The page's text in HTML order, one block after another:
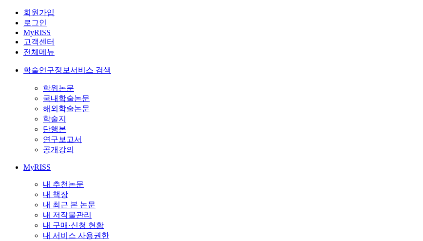
회원가입
로그인
MyRISS
고객센터
전체메뉴
학술연구정보서비스 검색
학위논문
국내학술논문
해외학술논문
학술지
단행본
연구보고서
공개강의
MyRISS
내 추천논문
내 책장
내 최근 본 논문
내 저작물관리
내 구매·신청 현황
내 서비스 사용권한